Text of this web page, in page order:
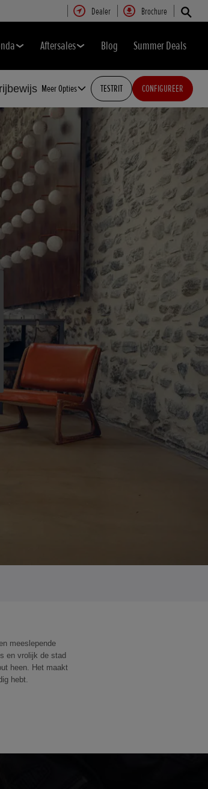
Dealer Brochure
Aftersales Blog Summer Deals
Meer Opties TESTRIT CONFIGUREER
meeslepende
en vrolijk de stad
heen. Het maakt
hebt.